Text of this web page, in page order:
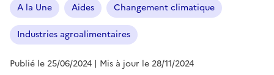
A la Une Aides Changement climatique
Industries agroalimentaires
Publié le 25/06/2024 | Mis à jour le 28/11/2024